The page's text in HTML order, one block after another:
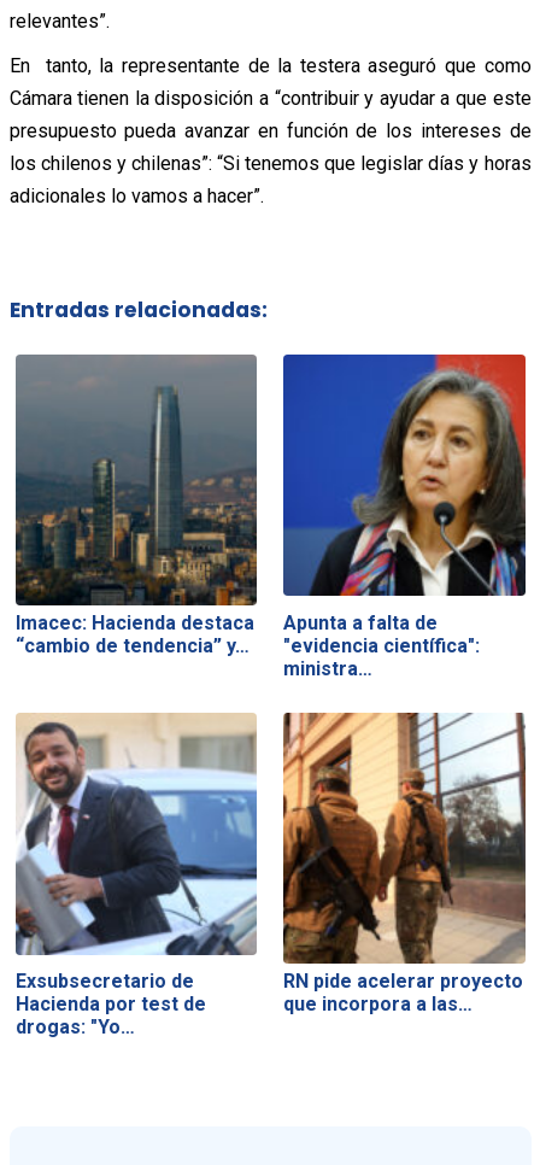
relevantes”.
En tanto, la representante de la testera aseguró que como
Cámara tienen la disposición a “contribuir y ayudar a que este
presupuesto pueda avanzar en función de los intereses de
los chilenos y chilenas”: “Si tenemos que legislar días y horas
adicionales lo vamos a hacer”.
Entradas relacionadas:
Imacec: Hacienda destaca
“cambio de tendencia” y…
Apunta a falta de
"evidencia científica":
ministra…
Exsubsecretario de
Hacienda por test de
drogas: "Yo…
RN pide acelerar proyecto
que incorpora a las…